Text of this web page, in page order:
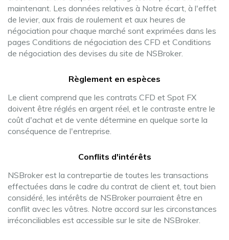
maintenant. Les données relatives à Notre écart, à l'effet
de levier, aux frais de roulement et aux heures de
négociation pour chaque marché sont exprimées dans les
pages Conditions de négociation des CFD et Conditions
de négociation des devises du site de NSBroker.
Règlement en espèces
Le client comprend que les contrats CFD et Spot FX
doivent être réglés en argent réel, et le contraste entre le
coût d'achat et de vente détermine en quelque sorte la
conséquence de l'entreprise.
Conflits d'intérêts
NSBroker est la contrepartie de toutes les transactions
effectuées dans le cadre du contrat de client et, tout bien
considéré, les intérêts de NSBroker pourraient être en
conflit avec les vôtres. Notre accord sur les circonstances
irréconciliables est accessible sur le site de NSBroker.